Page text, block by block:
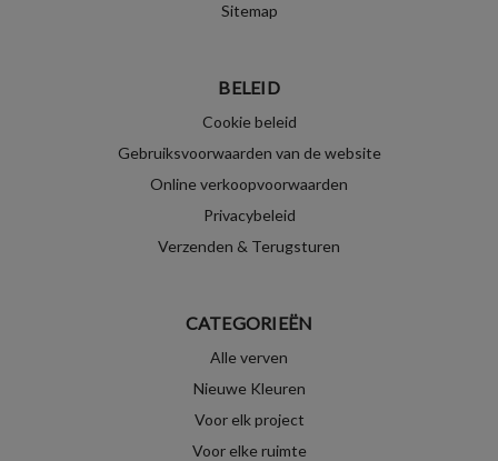
Sitemap
BELEID
Cookie beleid
Gebruiksvoorwaarden van de website
Online verkoopvoorwaarden
Privacybeleid
Verzenden & Terugsturen
CATEGORIEËN
Alle verven
Nieuwe Kleuren
Voor elk project
Voor elke ruimte